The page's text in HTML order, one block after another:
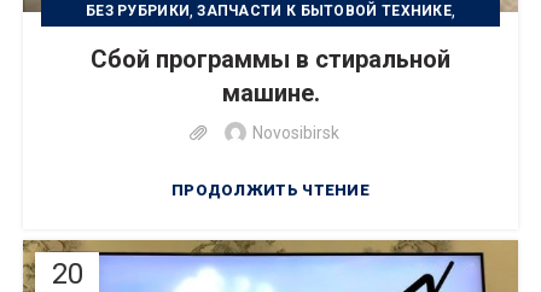
БЕЗ РУБРИКИ,ЗАПЧАСТИ К БЫТОВОЙ ТЕХНИКЕ,
РЕМОНТ ЦИФРОВОЙ ТЕХНИКИ,
УСТРАНЕНИЕ НЕИСПРАВНОСТИ,
Сбой программы в стиральной
машине.
Novosibirsk
ПРОДОЛЖИТЬ ЧТЕНИЕ
20